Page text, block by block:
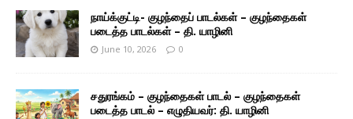
நாய்க்குட்டி- குழந்தைப் பாடல்கள் – குழந்தைகள்
படைத்த பாடல்கள் – தி. யாழினி
June 10, 2026 0
சதுரங்கம் – குழந்தைகள் பாடல் – குழந்தைகள்
படைத்த பாடல் – எழுதியவர்: தி. யாழினி